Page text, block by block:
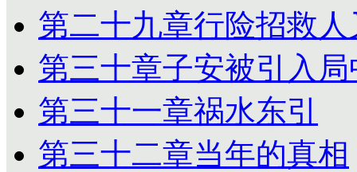
第二十九章行险招救
第三十章子安被引入局
第三十一章祸水东引
第三十二章当年的真相